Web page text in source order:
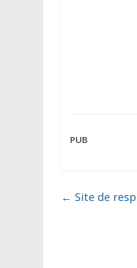
PUB
← Site de